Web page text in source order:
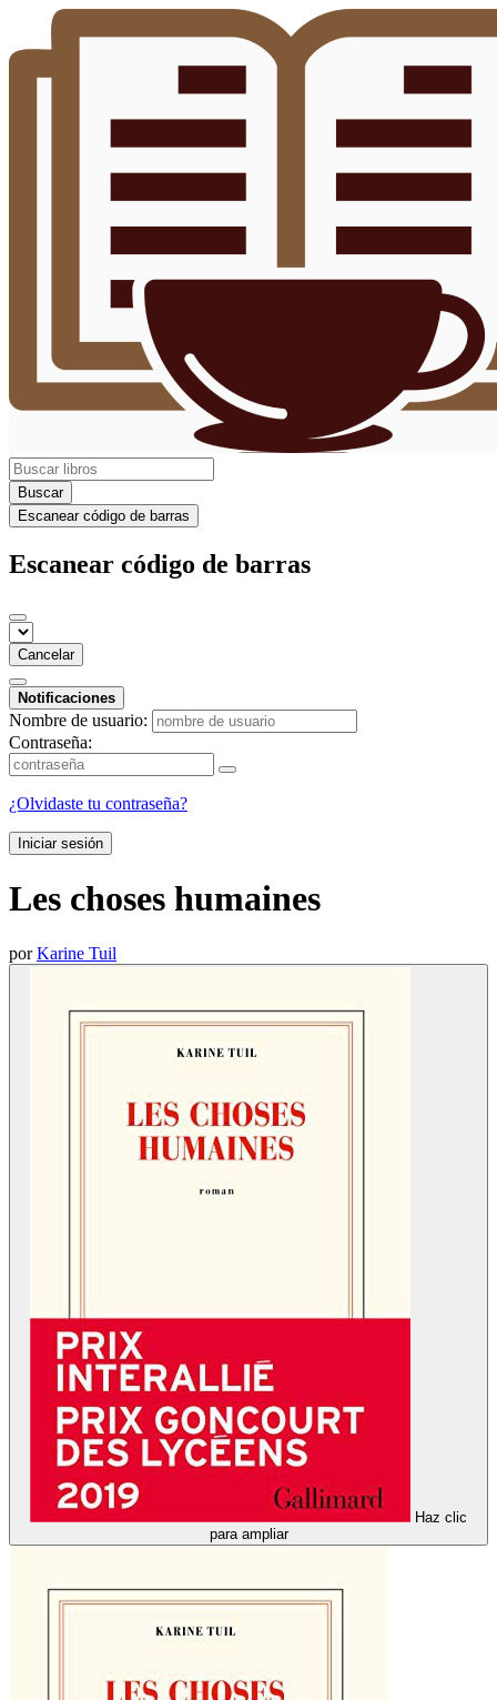
Buscar
Escanear código de barras
Escanear código de barras
Cancelar
Notificaciones
Nombre de usuario:
Contraseña:
¿Olvidaste tu contraseña?
Iniciar sesión
Les choses humaines
porKarine Tuil
Haz clic
para ampliar